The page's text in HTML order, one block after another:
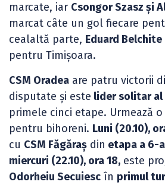
marcate, iar Csongor Szasz și
marcat câte un gol fiecare
cealaltă parte, Eduard Belchite
pentru Timișoara.
CSM Oradea are patru victorii
disputate și este lider solitar al
primele cinci etape. Urmează
pentru bihoreni. Luni (20.10),
cu CSM Făgăraș din etapa a 6-
miercuri (22.10), ora 18, este
Odorheiu Secuiesc în primul